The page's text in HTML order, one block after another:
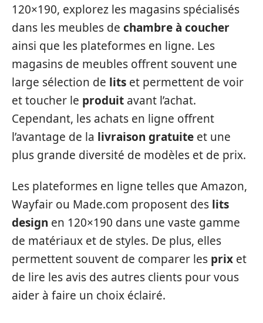
120×190, explorez les magasins spécialisés
dans les meubles de chambre à coucher
ainsi que les plateformes en ligne. Les
magasins de meubles offrent souvent une
large sélection de lits et permettent de voir
et toucher le produit avant l’achat.
Cependant, les achats en ligne offrent
l’avantage de la livraison gratuite et une
plus grande diversité de modèles et de prix.
Les plateformes en ligne telles que Amazon,
Wayfair ou Made.com proposent des lits
design en 120×190 dans une vaste gamme
de matériaux et de styles. De plus, elles
permettent souvent de comparer les prix et
de lire les avis des autres clients pour vous
aider à faire un choix éclairé.